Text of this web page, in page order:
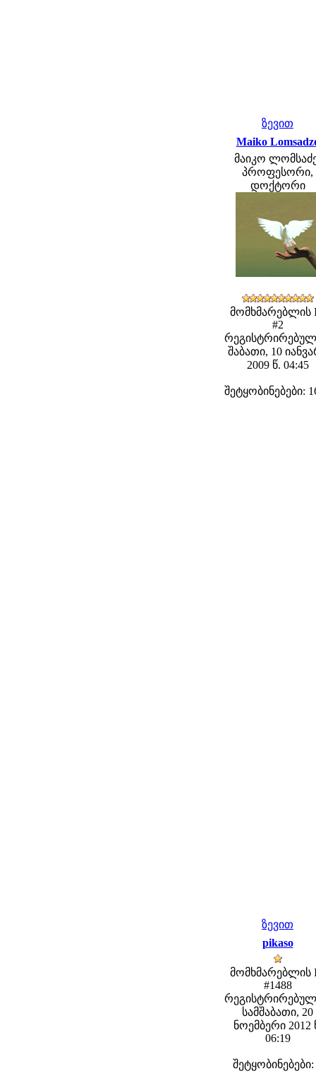
ზევით
Maiko
მაიკო
პროფესორი,
დოქტორი
მომხმარებლის
#2
შაბათი, 10
2009 წ. 04:45
შეტყობინებები:
ზევით
pikaso
მომხმარებლის
#1488
სამშაბათი, 20
ნოემბერი 2012
06:19
შეტყობინებები: